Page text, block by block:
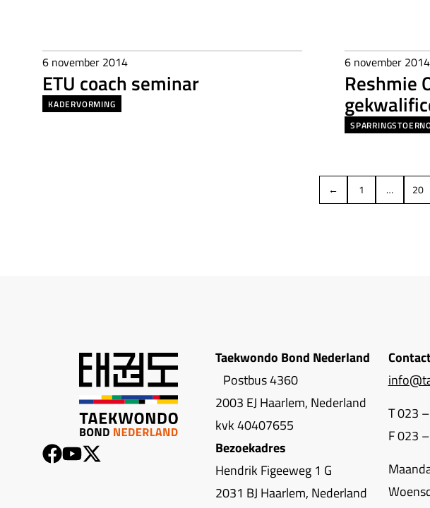
6 november 2014
ETU coach seminar
KADERVORMING
6 november 2014
Reshmie
← 1 … 20
Taekwondo Bond Nederland
Postbus 4360
2003 EJ Haarlem, Nederland
kvk 40407655
Bezoekadres
Hendrik Figeeweg 1 G
2031 BJ Haarlem, Nederland
T 023
F 023